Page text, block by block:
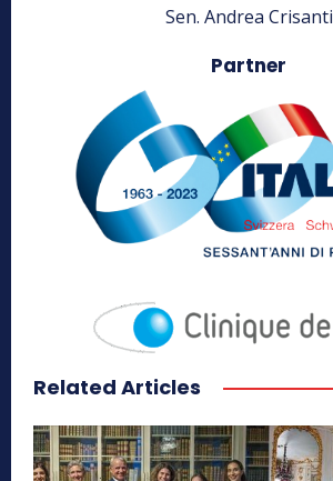
Sen. Andrea Crisanti
Partner
Related Articles